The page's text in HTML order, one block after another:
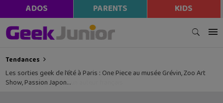
ADOS PARENTS KIDS
Tendances
Les sorties geek de l’été à Paris : One Piece au musée Grévin, Zoo Art
Show, Passion Japon…